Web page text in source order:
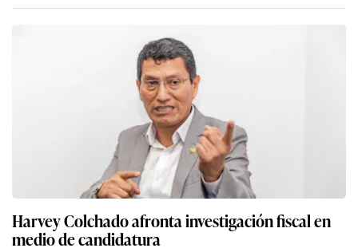
Harvey Colchado afronta investigación fiscal en
medio de candidatura